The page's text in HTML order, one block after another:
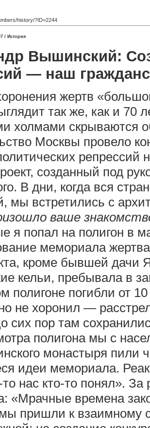
history/?ID=2244
/ История
Вышинский:
— наш
жертв
так же, как и 70
холмами скрываются
Москвы провело
созданный под
В дни, когда вся
мы встретились с
ваше
попал на полигон в
мемориала
кроме бывшей дачи
кельи, пребывала в
полигоне погибли от
не хоронил —
сих пор там
полигона мы с
монастыря пили
идеи мемориала.
нас кто-то понял».
«Мрачные времена
пришли к взаимному